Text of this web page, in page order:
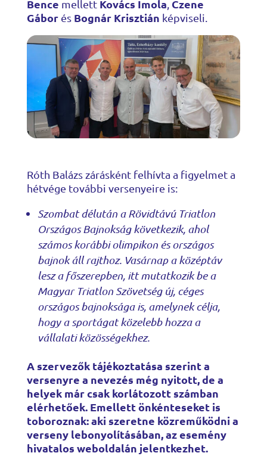
Bence mellett Kovács Imola Czene
Gáborés Bognár Krisztián képviseli.
Róth Balázs zárásként felhívta a figyelmet a
hétvége további versenyeire is:
Szombat délután a Rövidtávú Triatlon
Országos Bajnokság következik, ahol
számos korábbi olimpikon és országos
bajnok áll rajthoz. Vasárnap a középtáv
lesz a főszerepben, itt mutatkozik be a
Magyar Triatlon Szövetség új, céges
országos bajnoksága is, amelynek célja,
hogy a sportágat közelebb hozza a
vállalati közösségekhez.
A szervezők tájékoztatása szerint a
versenyre a nevezés még nyitott, de a
helyek már csak korlátozott számban
elérhetőek. Emellett önkénteseket is
toboroznak: aki szeretne közreműködni a
verseny lebonyolításában, az esemény
hivatalos weboldalán jelentkezhet.